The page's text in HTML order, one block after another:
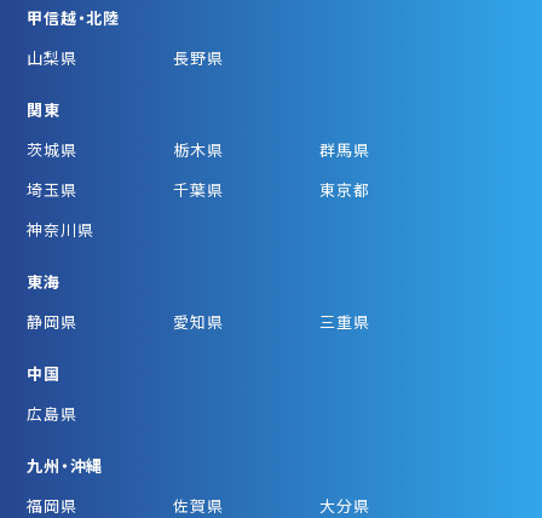
甲信越・北陸
山梨県
長野県
関東
茨城県
栃木県
群馬県
埼玉県
千葉県
東京都
神奈川県
東海
静岡県
愛知県 三重県
中国
広島県
九州・沖縄
福岡県
佐賀県 大分県